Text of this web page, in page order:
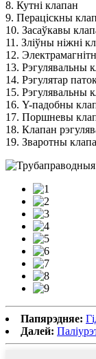
8. Кутні клапан
9. Пераціскны
10. Засаўкавы
11. Зліўны ніжні
12.
13. Рэгулявальны
14. Рэгулятар
15. Рэгулявальны
16. Y-падобны
17. Поршневы
18. Клапан
19. Зваротны
Папярэдняе:
Далей: